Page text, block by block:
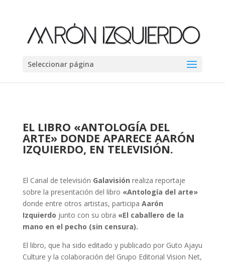
Seleccionar página
EL LIBRO «ANTOLOGÍA DEL
ARTE» DONDE APARECE AARÓN
IZQUIERDO, EN TELEVISIÓN.
El Canal de televisión Galavisión realiza reportaje
sobre la presentación del libro «Antología del arte»
donde entre otros artistas, participa Aarón
Izquierdo junto con su obra «El caballero de la
mano en el pecho (sin censura).
El libro, que ha sido editado y publicado por Guto Ajayu
Culture y la colaboración del Grupo Editorial Vision Net,